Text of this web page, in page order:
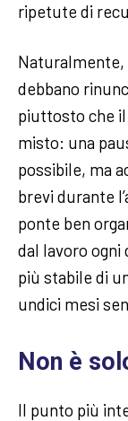
ripetute di
debbano
piuttosto che
misto: una
possibile, ma
brevi durante
ponte ben
dal lavoro
più stabile di
undici mesi
Non è
Il punto più